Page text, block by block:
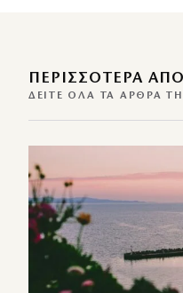
ΠΕΡΙΣΣΌΤΕΡΑ ΑΠΌ
ΔΕΊΤΕ ΌΛΑ ΤΑ ΆΡΘΡΑ